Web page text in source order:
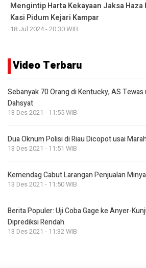
Mengintip Harta Kekayaan Jaksa Haza
Kasi Pidum Kejari Kampar
18 Jul 2024 - 20:30 WIB
Video Terbaru
Sebanyak 70 Orang di Kentucky, AS
Dahsyat
13 Des 2021 - 11:55 WIB
Dua Oknum Polisi di Riau Dicopot usai
13 Des 2021 - 11:51 WIB
Kemendag Cabut Larangan Penjualan
13 Des 2021 - 11:50 WIB
Berita Populer: Uji Coba Gage ke Anyer-
Diprediksi Rendah
13 Des 2021 - 11:32 WIB